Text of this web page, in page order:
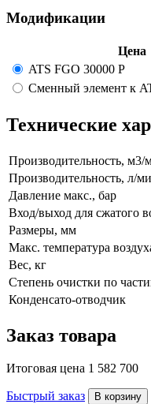
Модификации
Цена
ATS FGO 30000 P
Сменный элемент к
Технические
Производительность, м3/
Производительность, л/
Давление макс., бар
Вход/выход для сжатого
Размеры, мм
Макс. температура
Вес, кг
Степень очистки по
Конденсато-отводчик
Заказ товара
Итоговая цена 1 582 700
Быстрый заказ В корзину